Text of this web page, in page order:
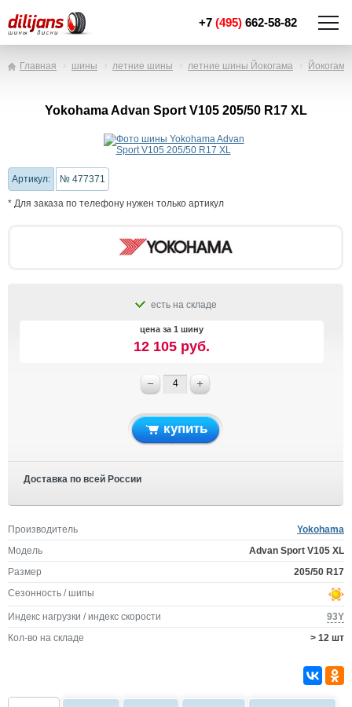
+7 (495) 662-58-82
Главная шины летние шины летние шины Йокогама
Yokohama Advan Sport V105 205/50 R17 XL
Артикул: № 477371
* Для заказа по телефону нужен только артикул
есть на складе
цена за 1 шину
12 105 руб.
купить
Доставка по всей России
Производитель
Yokohama
Модель
Advan Sport V105 XL
Размер
205/50 R17
Сезонность / шипы
Индекс нагрузки / индекс скорости
93Y
Кол-во на складе
> 12 шт